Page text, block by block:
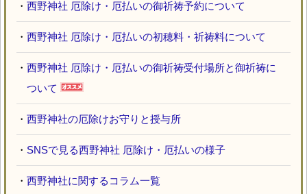
・ 西野神社 厄除け・厄払いの御祈祷予約について
・ 西野神社 厄除け・厄払いの初穂料・祈祷料について
・ 西野神社 厄除け・厄払いの御祈祷受付場所と御祈祷に
ついて
・ 西野神社の厄除けお守りと授与所
・ SNSで見る西野神社 厄除け・厄払いの様子
・ 西野神社に関するコラム一覧